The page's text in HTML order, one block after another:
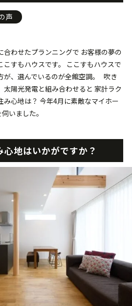
声
合わせたプランニングで お客様の夢の
こすもハウスです。 ここすもハウスで
が、選んでいるのが全館空調。 吹き
太陽光発電と組み合わせると 家計ラク
み心地は？ 今年4月に素敵なマイホー
いました。
地はいかがですか？